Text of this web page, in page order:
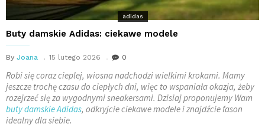
adidas
Buty damskie Adidas: ciekawe modele
By Joana 15 lutego 2026 0
Robi się coraz cieplej, wiosna nadchodzi wielkimi krokami. Mamy
jeszcze trochę czasu do ciepłych dni, więc to wspaniała okazja, żeby
rozejrzeć się za wygodnymi sneakersami. Dzisiaj proponujemy Wam
buty damskieAdidas, odkryjcie ciekawe modele i znajdźcie fason
idealny dla siebie.